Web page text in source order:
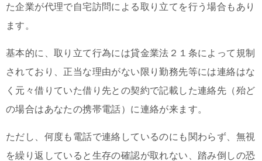
た企業が代理で自宅訪問による取り立てを行う場合もあり
ます。
基本的に、取り立て行為には貸金業法２１条によって規制
されており、正当な理由がない限り勤務先等には連絡はな
く元々借りていた借り先との契約で記載した連絡先（殆ど
の場合はあなたの携帯電話）に連絡が来ます。
ただし、何度も電話で連絡しているのにも関わらず、無視
を繰り返していると生存の確認が取れない、踏み倒しの恐